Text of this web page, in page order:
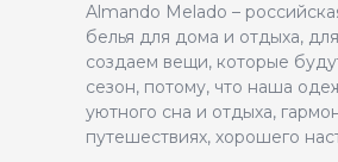
Almando Melado –
белья для дома и отдыха,
создаем вещи, которые
сезон, потому, что наша
уютного сна и отдыха,
путешествиях, хорошего